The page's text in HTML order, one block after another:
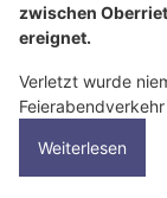
zwischen
ereignet.
Verletzt wurde
Weiterlesen